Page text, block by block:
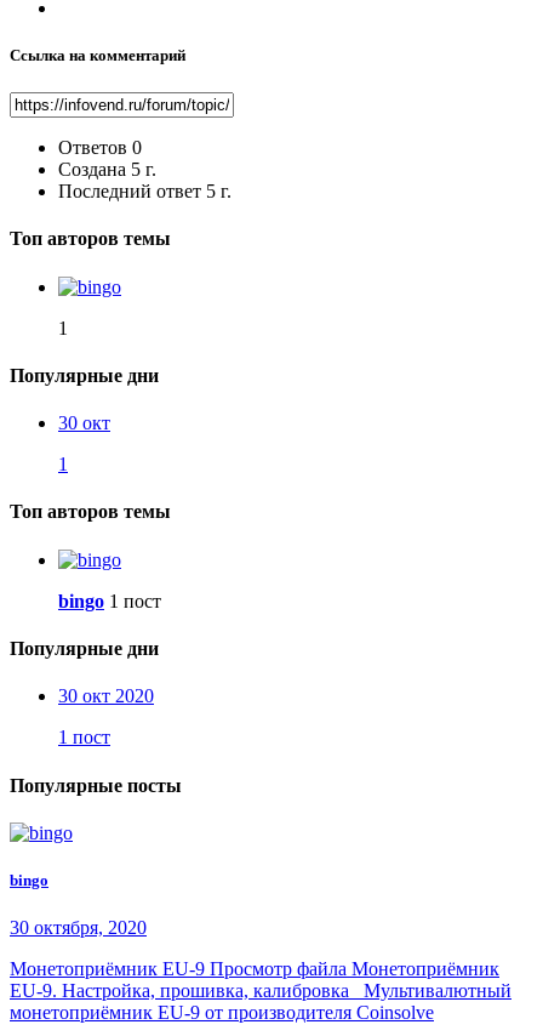
Ссылка на комментарий
Ответов 0
Создана 5 г.
Последний ответ 5 г.
Топ авторов темы
1
Популярные дни
30 окт
1
Топ авторов темы
bingo 1 пост
Популярные дни
30 окт 2020
1 пост
Популярные посты
bingo
30 октября, 2020
Монетоприёмник EU-9 Просмотр файла Монетоприёмник
EU-9. Настройка, прошивка, калибровка Мультивалютный
монетоприёмник EU-9 от производителя Coinsolve